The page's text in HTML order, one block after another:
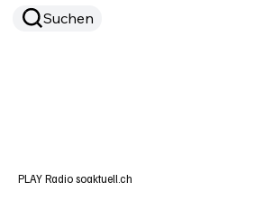
Suchen
PLAY Radio soaktuell.ch